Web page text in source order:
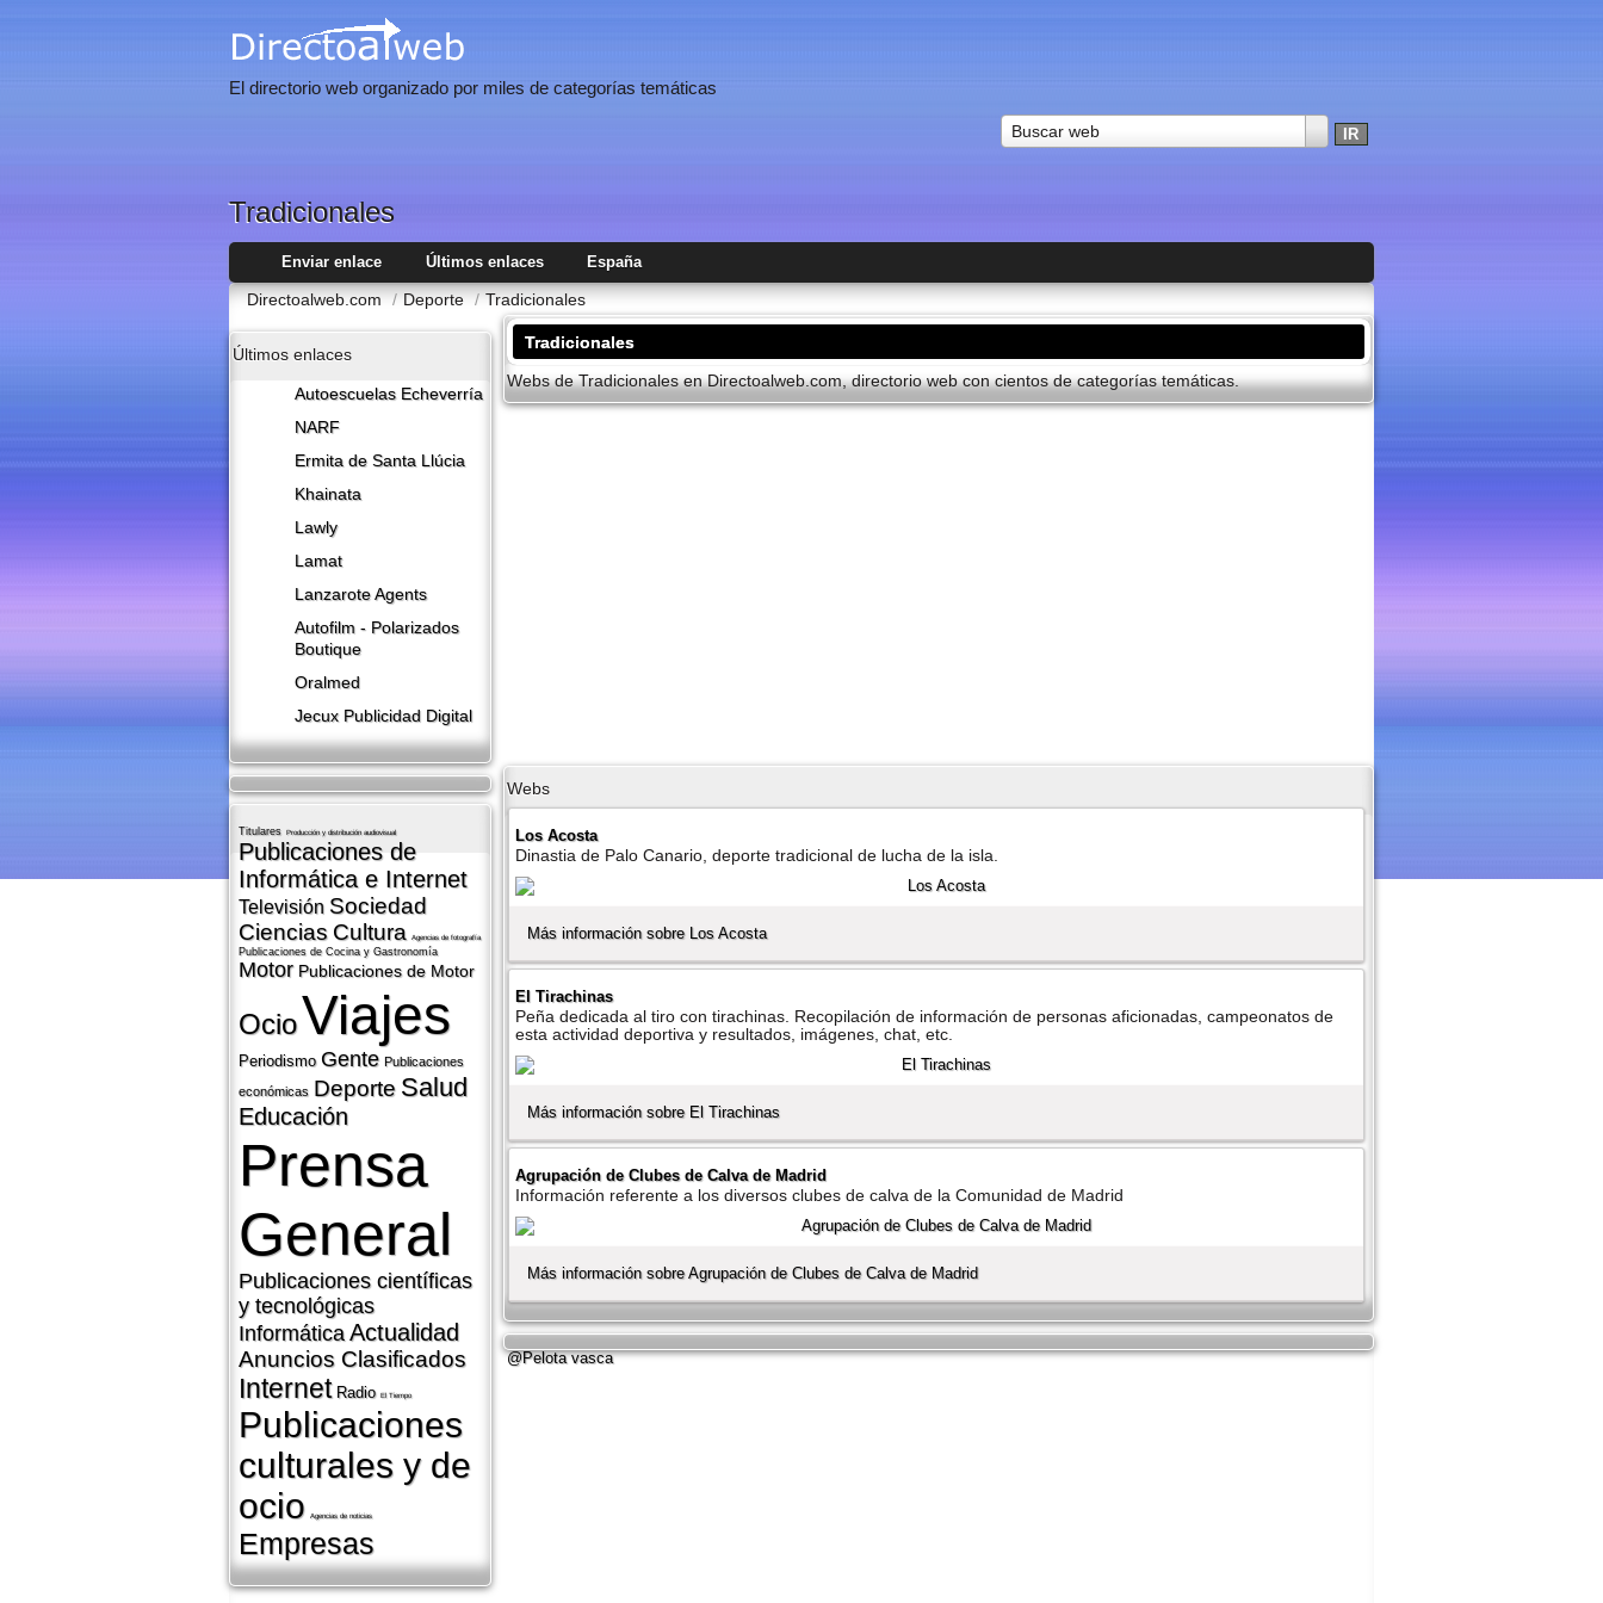
El directorio web organizado por miles de categorías temáticas
Buscar web
Tradicionales
Enviar enlace Últimos enlaces España
Directoalweb.com / Deporte / Tradicionales
Últimos enlaces
Autoescuelas Echeverría
NARF
Ermita de Santa Llúcia
Khainata
Lawly
Lamat
Lanzarote​ Agents
Autofilm - Polarizados
Boutique
Oralmed
Jecux Publicidad Digital
Titulares Producción y distribución audiovisual
Publicaciones de
Informática e Internet
Televisión Sociedad
Ciencias Cultura Agencias de fotografí­a
Publicaciones de Cocina y Gastronomí­a
Motor Publicaciones de Motor
OcioViajes
Periodismo Gente Publicaciones
económicas Deporte Salud
Educación
Prensa
General
Publicaciones cientí­ficas
y tecnológicas
Informática Actualidad
Anuncios Clasificados
Internet Radio El Tiempo
Publicaciones
culturales y de
ocio
Agencias de noticias
Empresas
Tradicionales
Webs de Tradicionales en Directoalweb.com, directorio web con cientos de categorí­as temáticas.
Webs
Los Acosta
Dinastia de Palo Canario, deporte tradicional de lucha de la isla.
Más información sobre Los Acosta
El Tirachinas
Peña dedicada al tiro con tirachinas. Recopilación de información de personas aficionadas, campeonatos de
esta actividad deportiva y resultados, imágenes, chat, etc.
Más información sobre El Tirachinas
Agrupación de Clubes de Calva de Madrid
Información referente a los diversos clubes de calva de la Comunidad de Madrid
Más información sobre Agrupación de Clubes de Calva de Madrid
@Pelota vasca